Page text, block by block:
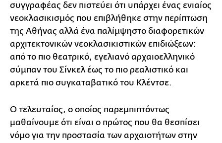
συγγραφέας δεν πιστεύει ότι υπάρχει ένας ενιαίος
νεοκλασικισμός που επιβλήθηκε στην περίπτωση
της Αθήνας αλλά ένα παλίμψηστο διαφορετικών
αρχιτεκτονικών νεοκλασικιστικών επιδιώξεων:
από το πιο θεατρικό, εγελιανό αρχαιοελληνικό
σύμπαν του Σίνκελ έως το πιο ρεαλιστικό και
αρκετά πιο συγκαταβατικό του Κλέντσε.
Ο τελευταίος, ο οποίος παρεμπιπτόντως
μαθαίνουμε ότι είναι ο πρώτος που θα θεσπίσει
νόμο για την προστασία των αρχαιοτήτων στην